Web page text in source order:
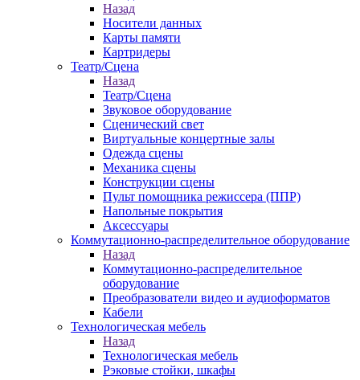
Назад
Носители данных
Карты памяти
Картридеры
Театр/Сцена
Назад
Театр/Сцена
Звуковое оборудование
Сценический свет
Виртуальные концертные залы
Одежда сцены
Механика сцены
Конструкции сцены
Пульт помощника режиссера (ППР)
Напольные покрытия
Аксессуары
Коммутационно-распределительное оборудование
Назад
Коммутационно-распределительное
оборудование
Преобразователи видео и аудиоформатов
Кабели
Технологическая мебель
Назад
Технологическая мебель
Рэковые стойки, шкафы